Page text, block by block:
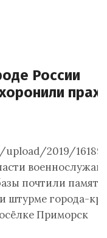
России
прах
2019/
почтили память
штурме города-
Приморск